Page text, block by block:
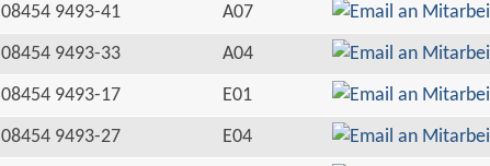
08454 9493-41
A07
08454 9493-33
A04
08454 9493-17
E01
08454 9493-27
E04